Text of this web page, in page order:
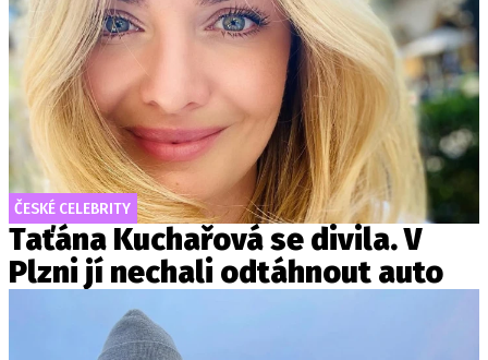
ČESKÉ CELEBRITY
Taťána Kuchařová se divila. V
Plzni jí nechali odtáhnout auto